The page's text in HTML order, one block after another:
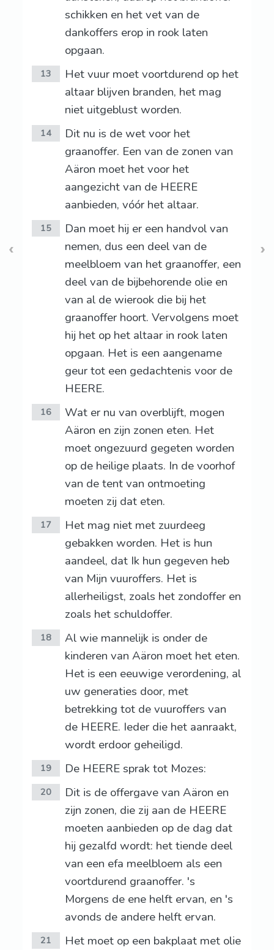
schikken en het vet van de
dankoffers erop in rook laten
opgaan.
13
Het vuur moet voortdurend op het
altaar blijven branden, het mag
niet uitgeblust worden.
14
Dit nu is de wet voor het
graanoffer. Een van de zonen van
Aäron moet het voor het
aangezicht van de HEERE
aanbieden, vóór het altaar.
15
Dan moet hij er een handvol van
nemen, dus een deel van de
meelbloem van het graanoffer, een
deel van de bijbehorende olie en
van al de wierook die bij het
graanoffer hoort. Vervolgens moet
hij het op het altaar in rook laten
opgaan. Het is een aangename
geur tot een gedachtenis voor de
HEERE.
16
Wat er nu van overblijft, mogen
Aäron en zijn zonen eten. Het
moet ongezuurd gegeten worden
op de heilige plaats. In de voorhof
van de tent van ontmoeting
moeten zij dat eten.
17
Het mag niet met zuurdeeg
gebakken worden. Het is hun
aandeel, dat Ik hun gegeven heb
van Mijn vuuroffers. Het is
allerheiligst, zoals het zondoffer en
zoals het schuldoffer.
18
Al wie mannelijk is onder de
kinderen van Aäron moet het eten.
Het is een eeuwige verordening, al
uw generaties door, met
betrekking tot de vuuroffers van
de HEERE. Ieder die het aanraakt,
wordt erdoor geheiligd.
19 De HEERE sprak tot Mozes:
20
Dit is de offergave van Aäron en
zijn zonen, die zij aan de HEERE
moeten aanbieden op de dag dat
hij gezalfd wordt: het tiende deel
van een efa meelbloem als een
voortdurend graanoffer. 's
Morgens de ene helft ervan, en 's
avonds de andere helft ervan.
21
Het moet op een bakplaat met olie